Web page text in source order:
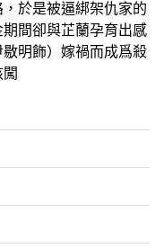
於是被逼綁架仇家的
間卻與芷蘭孕育出感
明飾）嫁禍而成爲殺